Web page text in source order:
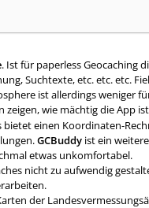
. Ist für paperless Geocaching
Suchtexte, etc. etc. etc.
ist allerdings weniger
wie mächtig die App
einen Koordinaten-
GCBuddy ist ein
etwas unkomfortabel.
nicht zu aufwendig
der